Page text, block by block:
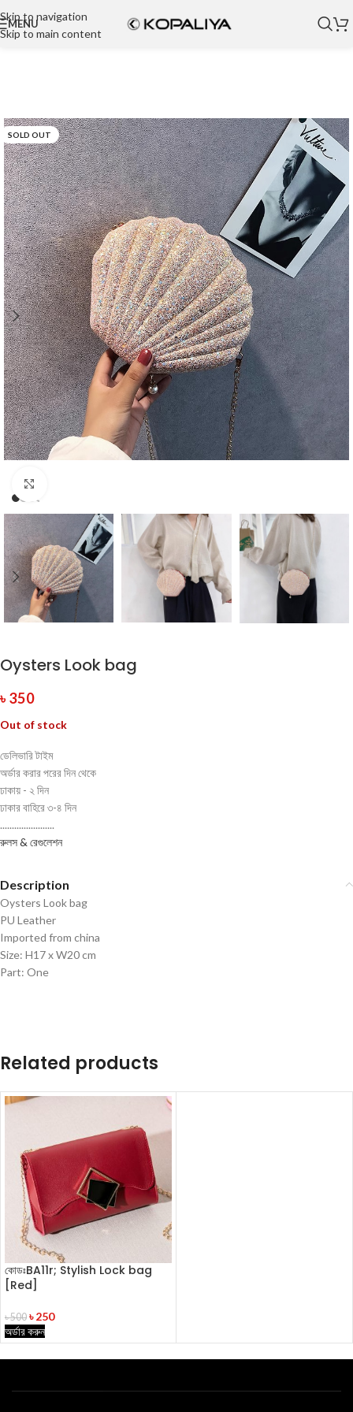
Skip to navigation
Skip to main content
MENU
SOLD OUT
Oysters Look bag
৳350
Out of stock
ডেলিভারি টাইম
অর্ডার করার পরের দিন থেকে
ঢাকায় - ২ দিন
ঢাকার বাহিরে ৩-৪ দিন
.......................
রুলস & রেগুলেশন
Description
Oysters Look bag
PU Leather
Imported from china
Size: H17 x W20 cm
Part: One
Related products
কোডঃBA11r; Stylish Lock bag
[Red]
৳500 ৳250
অর্ডার করুন